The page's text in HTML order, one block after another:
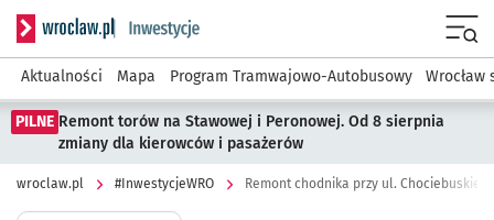
Serwis informacyjny wroclaw.pl podserwis:
Aktualności Mapa Program Tramwajowo-Autobusowy Wrocław
PILNE Remont torów na Stawowej i Peronowej. Od 8 sierpnia
zmiany dla kierowców i pasażerów
wroclaw.pl #InwestycjeWRO Remont chodnika przy ul. Chociebuskiej